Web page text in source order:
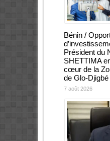
Bénin /
Président du
SHETTIMA
cœur de la
de Glo-
7 août 2026